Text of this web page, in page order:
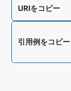
URIをコピー
引用例をコピー